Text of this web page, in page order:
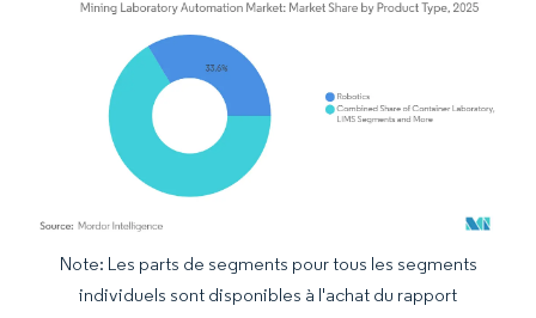
Image © Mordor Intelligence. La réutilisation nécessite une attribution sous CC BY
Note: Les parts de segments pour tous les segments
individuels sont disponibles à l'achat du rapport